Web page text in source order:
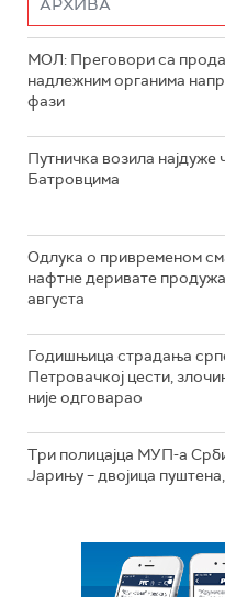
МОЛ: Преговори са
надлежним органима
фази
Путничка возила најдуже
Батровцима
Одлука о привременом
нафтне деривате
августа
Годишњица страдања
Петровачкој цести,
није одговарао
Три полицајца МУП-а
Јарињу – двојица